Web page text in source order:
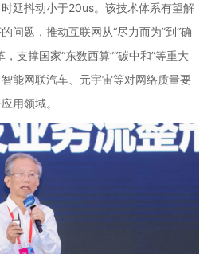
延抖动小于20us。该技术体系有望解
问题，推动互联网从“尽力而为”到“确
支撑国家“东数西算”“碳中和”等重大
能网联汽车、元宇宙等对网络质量要
用领域。